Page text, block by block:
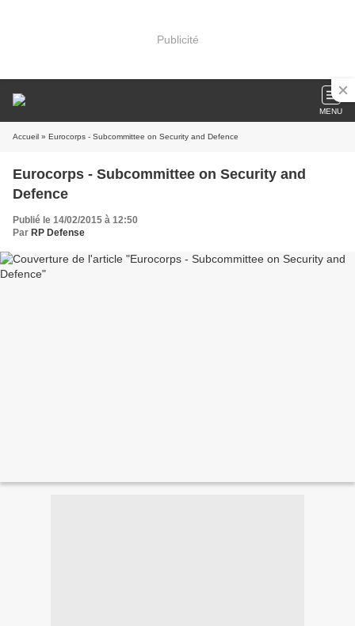
Publicité
MENU
Accueil » Eurocorps - Subcommittee on Security and Defence
Eurocorps - Subcommittee on Security and
Defence
Publié le 14/02/2015 à 12:50
Par RP Defense